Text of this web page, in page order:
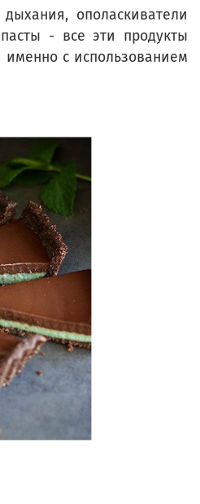
ополаскиватели
- все эти продукты
именно с использованием